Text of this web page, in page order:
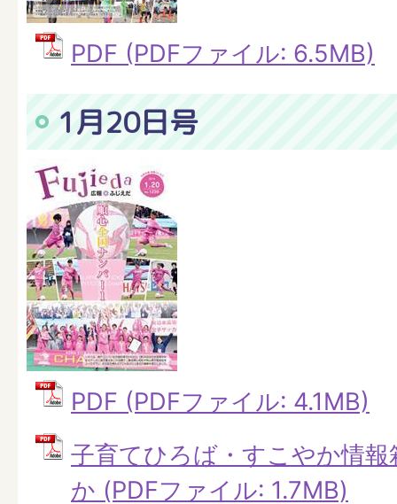
PDF (PDFファイル: 6.5MB)
1月20日号
PDF (PDFファイル: 4.1MB)
子育てひろば・すこやか情報
か (PDFファイル: 1.7MB)